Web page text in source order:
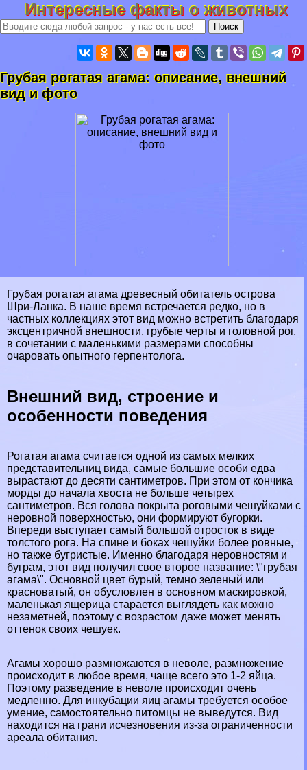
Интересные факты о животных
Грубая рогатая агама: описание, внешний
вид и фото
Грубая рогатая агама древесный обитатель острова
Шри-Ланка. В наше время встречается редко, но в
частных коллекциях этот вид можно встретить благодаря
эксцентричной внешности, грубые черты и головной рог,
в сочетании с маленькими размерами способны
очаровать опытного герпентолога.
Внешний вид, строение и
особенности поведения
Рогатая агама считается одной из самых мелких
представительниц вида, самые большие особи едва
вырастают до десяти сантиметров. При этом от кончика
морды до начала хвоста не больше четырех
сантиметров. Вся голова покрыта роговыми чешуйками с
неровной поверхностью, они формируют бугорки.
Впереди выступает самый большой отросток в виде
толстого рога. На спине и боках чешуйки более ровные,
но также бугристые. Именно благодаря неровностям и
буграм, этот вид получил свое второе название: \"грубая
агама\". Основной цвет бурый, темно зеленый или
красноватый, он обусловлен в основном маскировкой,
маленькая ящерица старается выглядеть как можно
незаметней, поэтому с возрастом даже может менять
оттенок своих чешуек.
Агамы хорошо размножаются в неволе, размножение
происходит в любое время, чаще всего это 1-2 яйца.
Поэтому разведение в неволе происходит очень
медленно. Для инкубации яиц агамы требуется особое
умение, самостоятельно питомцы не выведутся. Вид
находится на грани исчезновения из-за ограниченности
ареала обитания.